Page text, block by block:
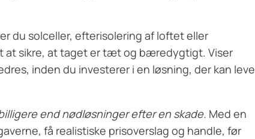
du solceller, efterisolering af loftet eller
at sikre, at taget er tæt og bæredygtigt. Viser
inden du investerer i en løsning, der kan leve
end nødløsninger efter en skade. Med en
få realistiske prisoverslag og handle, før